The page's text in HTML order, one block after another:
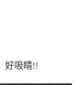
好吸睛!!